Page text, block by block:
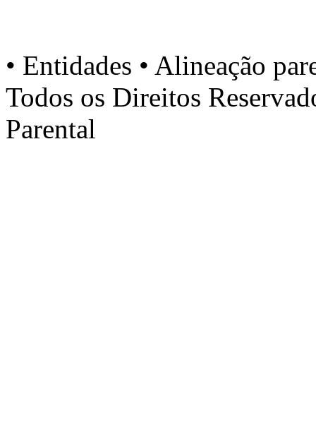
• Entidades • Alineação
Todos os Direitos
Parental